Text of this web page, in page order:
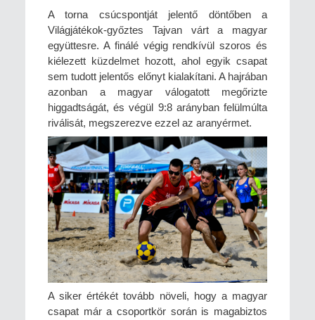
A torna csúcspontját jelentő döntőben a
Világjátékok-győztes Tajvan várt a magyar
együttesre. A finálé végig rendkívül szoros és
kiélezett küzdelmet hozott, ahol egyik csapat
sem tudott jelentős előnyt kialakítani. A hajrában
azonban a magyar válogatott megőrizte
higgadtságát, és végül 9:8 arányban felülmúlta
riválisát, megszerezve ezzel az aranyérmet.
A siker értékét tovább növeli, hogy a magyar
csapat már a csoportkör során is magabiztos